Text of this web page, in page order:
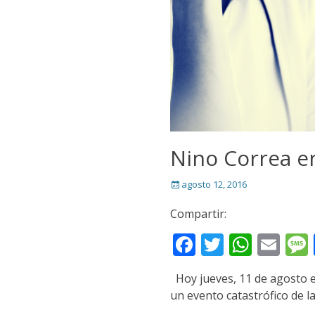
Nino Correa
Posted
agosto 12, 2016
Compartir:
Facebook
Twitter
Hoy jueves, 11 de agosto
un evento catastrófico de